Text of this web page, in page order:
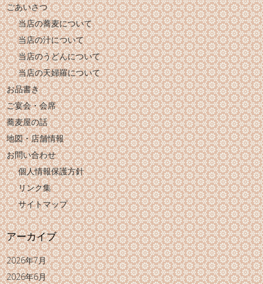
ごあいさつ
当店の蕎麦について
当店の汁について
当店のうどんについて
当店の天婦羅について
お品書き
ご宴会・会席
蕎麦屋の話
地図・店舗情報
お問い合わせ
個人情報保護方針
リンク集
サイトマップ
アーカイブ
2026年7月
2026年6月